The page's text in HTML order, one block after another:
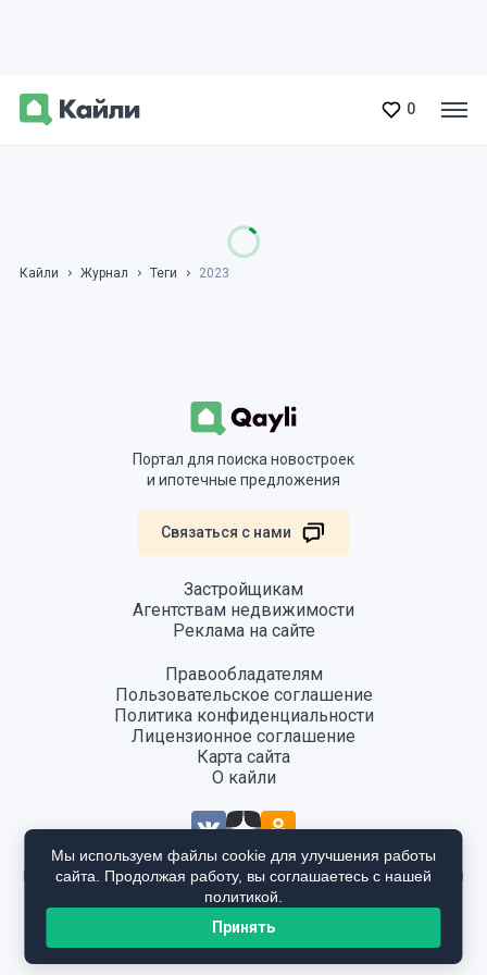
0
Кайли Журнал Теги 2023
Портал для поиска новостроек
и ипотечные предложения
Связаться с нами
Застройщикам
Агентствам недвижимости
Реклама на сайте
Правообладателям
Пользовательское соглашение
Политика конфиденциальности
Лицензионное соглашение
Карта сайта
О кайли
Информация, размещенная на сайте, не является публичной офертой
и предоставляется в ознакомительных целях. Для получения
подробной информации общайтесь в отдел продаж застройщика.
Мы используем файлы cookie для улучшения работы
сайта. Продолжая работу, вы соглашаетесь с нашей
политикой.
Принять